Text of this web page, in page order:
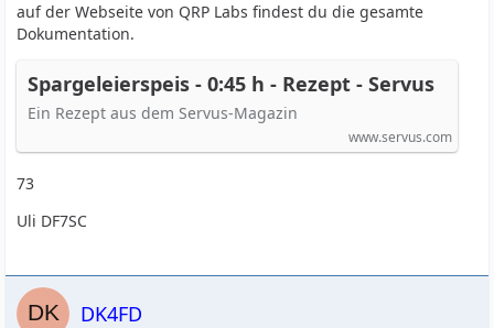
auf der Webseite von QRP Labs findest du die gesamte
Dokumentation.
Spargeleierspeis - 0:45 h - Rezept - Servus
Ein Rezept aus dem Servus-Magazin
www.servus.com
73
Uli DF7SC
DK4FD